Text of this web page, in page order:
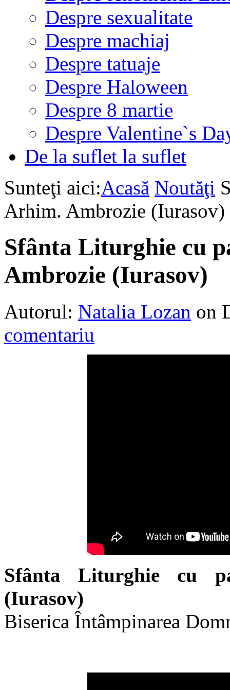
Despre sexualitate
Despre machiaj
Despre tatuaje
Despre Haloween
Despre 8 martie
Despre Valentine`s
De la suflet la suflet
Sunteţi aici:Acasă Noutăţi
Arhim. Ambrozie (Iurasov)
Sfânta Liturghie cu
Ambrozie (Iurasov)
Autorul: Natalia Lozan on
comentariu
Sfânta Liturghie cu
(Iurasov)
Biserica Întâmpinarea